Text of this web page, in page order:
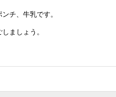
チ、牛乳です。
ましょう。